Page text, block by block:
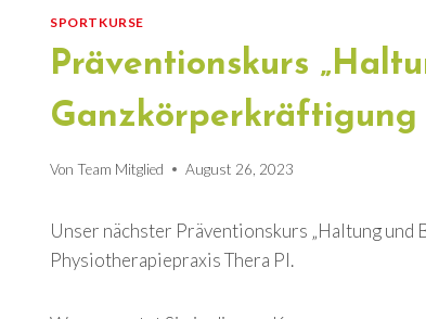
SPORTKURSE
Präventionskurs
Ganzkörperkräftigung
Von Team Mitglied August 26, 2023
Unser nächster Präventionskurs „Haltung und
Physiotherapiepraxis Thera PI.